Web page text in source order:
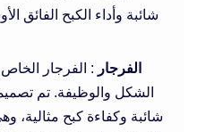
شائبة وأداء الكبح الفائق
الفرجار : الفرجار الخاص
الشكل والوظيفة. تم
شائبة وكفاءة كبح مثالية،